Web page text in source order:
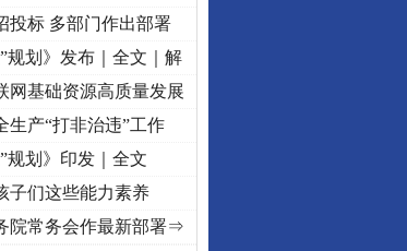
折之城”激荡..·[视频]牢记初心使命 奋进复兴征程丨红船起航处 潮起..
投标 多部门作出部署
规划》发布｜全文｜解
网基础资源高质量发展
生产“打非治违”工作
规划》印发｜全文
子们这些能力素养
院常务会作最新部署⇒